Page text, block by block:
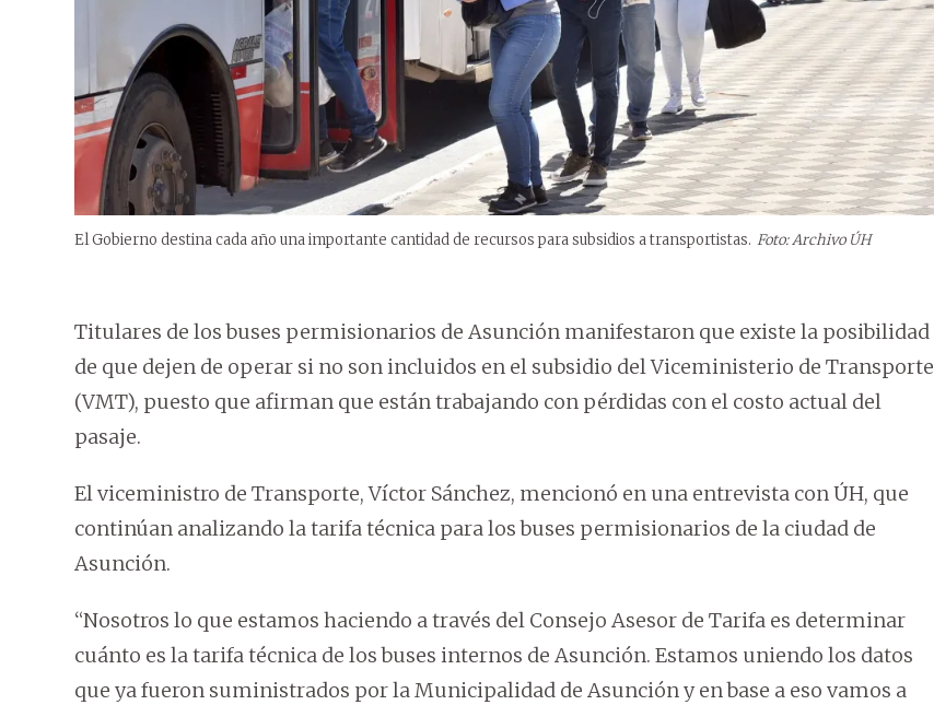
El Gobierno destina cada año una importante cantidad de recursos para subsidios a transportistas. Foto: Archivo ÚH
Titulares de los buses permisionarios de Asunción manifestaron que existe la posibilidad
de que dejen de operar si no son incluidos en el subsidio del Viceministerio de Transporte
(VMT), puesto que afirman que están trabajando con pérdidas con el costo actual del
pasaje.
El viceministro de Transporte, Víctor Sánchez, mencionó en una entrevista con ÚH, que
continúan analizando la tarifa técnica para los buses permisionarios de la ciudad de
Asunción.
“Nosotros lo que estamos haciendo a través del Consejo Asesor de Tarifa es determinar
cuánto es la tarifa técnica de los buses internos de Asunción. Estamos uniendo los datos
que ya fueron suministrados por la Municipalidad de Asunción y en base a eso vamos a